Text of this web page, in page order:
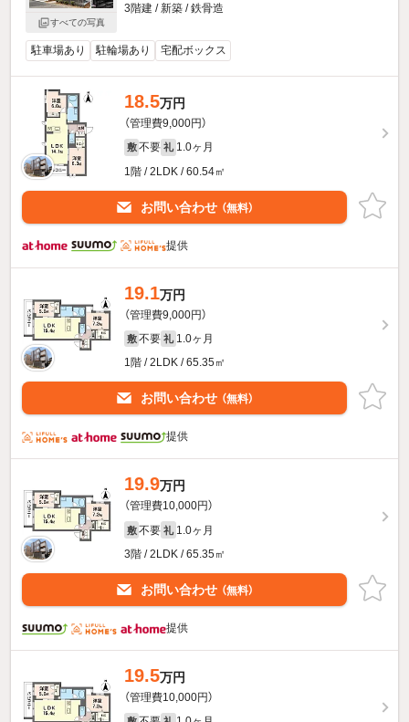
すべての写真
3階建 / 新築 / 鉄骨造
駐車場あり 駐輪場あり 宅配ボックス
18.5万円
（管理費9,000円）
敷 不要 礼 1.0ヶ月
1階 / 2LDK / 60.54㎡
お問い合わせ （無料）
提供
19.1万円
（管理費9,000円）
敷 不要 礼 1.0ヶ月
1階 / 2LDK / 65.35㎡
お問い合わせ （無料）
提供
19.9万円
（管理費10,000円）
敷 不要 礼 1.0ヶ月
3階 / 2LDK / 65.35㎡
お問い合わせ （無料）
提供
19.5万円
（管理費10,000円）